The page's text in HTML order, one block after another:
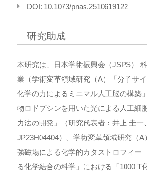
DOI: 10.1073/pnas.2510619122
研究助成
本研究は、日本学術振興会（JSPS）
業（学術変革領域研究（A）「分子サ
化学の力によるミニマル人工脳の構築
物ロドプシンを用いた光による人工細
力法の開発」（研究代表者：井上 圭一
JP23H04404）、学術変革領域研究（A
強磁場による化学的カタストロフィー
る化学結合の科学」における「1000 T